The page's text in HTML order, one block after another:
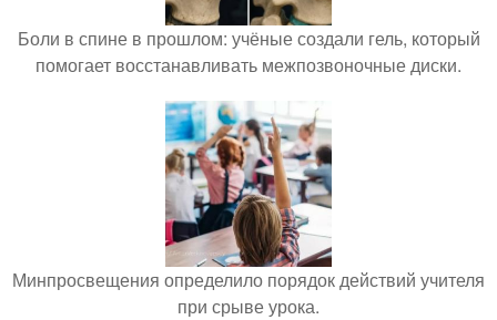
Боли в спине в прошлом: учёные создали гель, который
помогает восстанавливать межпозвоночные диски.
Минпросвещения определило порядок действий учителя
при срыве урока.